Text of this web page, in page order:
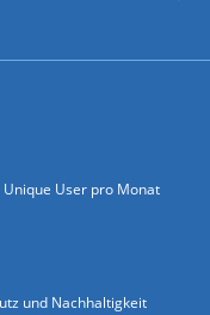
User pro Monat
und Nachhaltigkeit